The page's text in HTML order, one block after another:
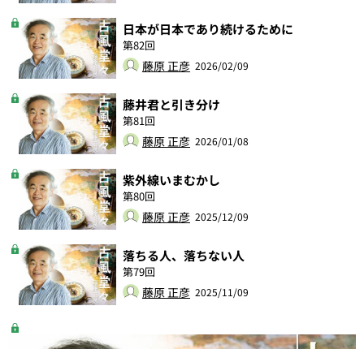
日本が日本であり続けるために
第82回
藤原 正彦 2026/02/09
藤井君と引き分け
第81回
藤原 正彦 2026/01/08
紫外線いまむかし
第80回
藤原 正彦 2025/12/09
落ちる人、落ちない人
第79回
藤原 正彦 2025/11/09